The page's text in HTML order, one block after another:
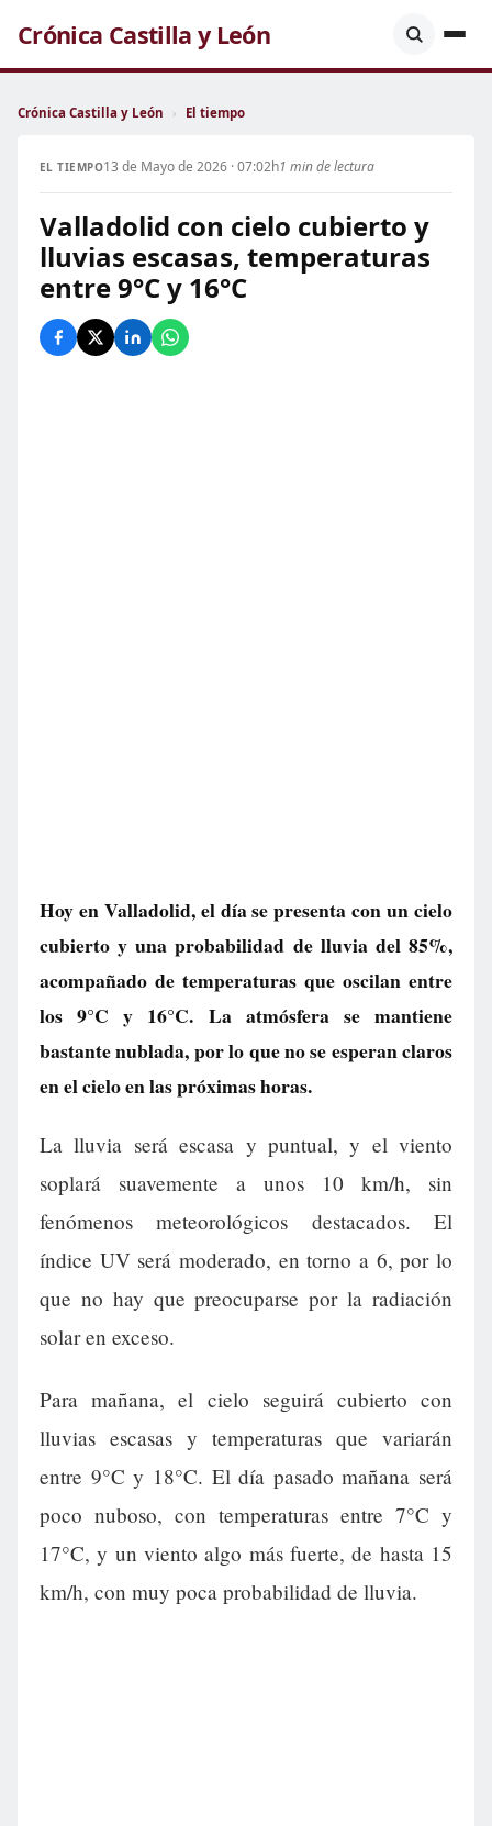
Crónica Castilla y León
Crónica Castilla y León › El tiempo
EL TIEMPO13 de Mayo de 2026 · 07:02h1 min de lectura
Valladolid con cielo cubierto y
lluvias escasas, temperaturas
entre 9°C y 16°C
Hoy en Valladolid, el día se presenta con un cielo
cubierto y una probabilidad de lluvia del 85%,
acompañado de temperaturas que oscilan entre
los 9°C y 16°C. La atmósfera se mantiene
bastante nublada, por lo que no se esperan claros
en el cielo en las próximas horas.
La lluvia será escasa y puntual, y el viento
soplará suavemente a unos 10 km/h, sin
fenómenos meteorológicos destacados. El
índice UV será moderado, en torno a 6, por lo
que no hay que preocuparse por la radiación
solar en exceso.
Para mañana, el cielo seguirá cubierto con
lluvias escasas y temperaturas que variarán
entre 9°C y 18°C. El día pasado mañana será
poco nuboso, con temperaturas entre 7°C y
17°C, y un viento algo más fuerte, de hasta 15
km/h, con muy poca probabilidad de lluvia.